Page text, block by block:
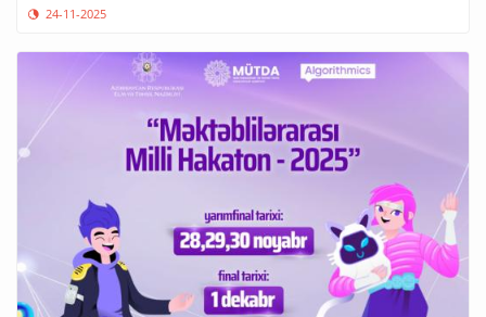
24-11-2025